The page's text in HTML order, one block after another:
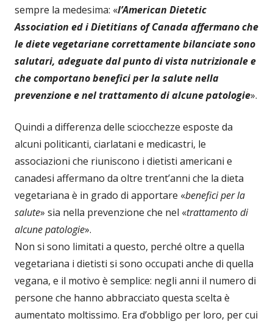
sempre la medesima: «l’American Dietetic
Association ed i Dietitians of Canada affermano che
le diete vegetariane correttamente bilanciate sono
salutari, adeguate dal punto di vista nutrizionale e
che comportano benefici per la salute nella
prevenzione e nel trattamento di alcune patologie».
Quindi a differenza delle sciocchezze esposte da
alcuni politicanti, ciarlatani e medicastri, le
associazioni che riuniscono i dietisti americani e
canadesi affermano da oltre trent’anni che la dieta
vegetariana è in grado di apportare «benefici per la
salute» sia nella prevenzione che nel «trattamento di
alcune patologie».
Non si sono limitati a questo, perché oltre a quella
vegetariana i dietisti si sono occupati anche di quella
vegana, e il motivo è semplice: negli anni il numero di
persone che hanno abbracciato questa scelta è
aumentato moltissimo. Era d’obbligo per loro, per cui